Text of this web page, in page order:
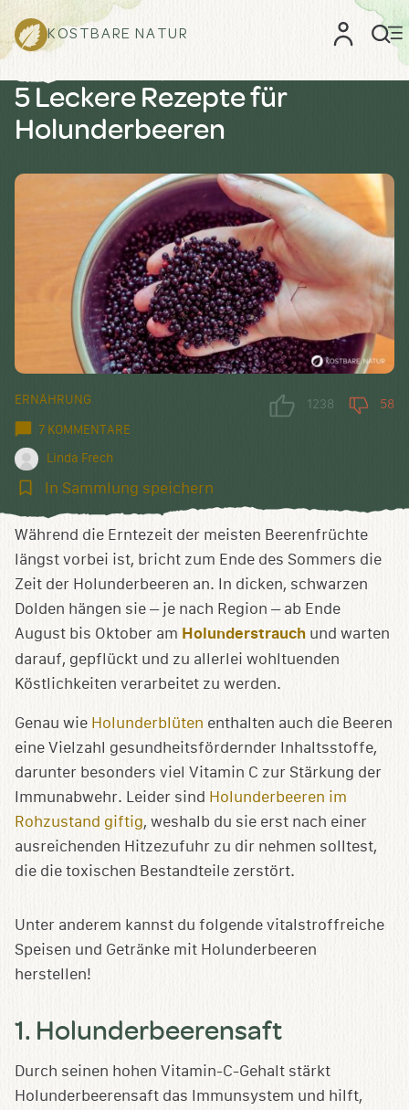
KOSTBARE NATUR
5 Leckere Rezepte für
Holunderbeeren
ERNÄHRUNG
7 KOMMENTARE
Linda Frech
1238 58
In
speichern
In Sammlung speichern
Während die Erntezeit der meisten Beerenfrüchte
längst vorbei ist, bricht zum Ende des Sommers die
Zeit der Holunderbeeren an. In dicken, schwarzen
Dolden hängen sie – je nach Region – ab Ende
August bis Oktober am Holunderstrauch und warten
darauf, gepflückt und zu allerlei wohltuenden
Köstlichkeiten verarbeitet zu werden.
Genau wie Holunderblüten enthalten auch die Beeren
eine Vielzahl gesundheitsfördernder Inhaltsstoffe,
darunter besonders viel Vitamin C zur Stärkung der
Immunabwehr. Leider sind Holunderbeeren im
Rohzustand giftig, weshalb du sie erst nach einer
ausreichenden Hitzezufuhr zu dir nehmen solltest,
die die toxischen Bestandteile zerstört.
Unter anderem kannst du folgende vitalstroffreiche
Speisen und Getränke mit Holunderbeeren
herstellen!
1. Holunderbeerensaft
Durch seinen hohen Vitamin-C-Gehalt stärkt
Holunderbeerensaft das Immunsystem und hilft,